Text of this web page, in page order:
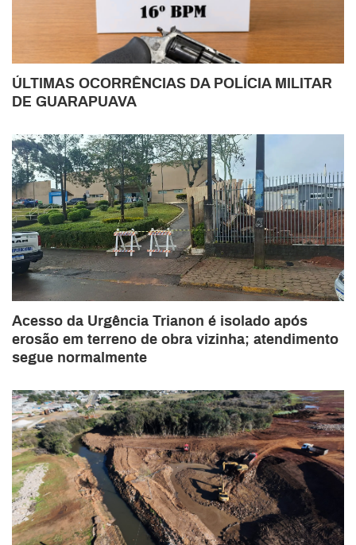
ÚLTIMAS OCORRÊNCIAS DA POLÍCIA MILITAR
DE GUARAPUAVA
Acesso da Urgência Trianon é isolado após
erosão em terreno de obra vizinha; atendimento
segue normalmente